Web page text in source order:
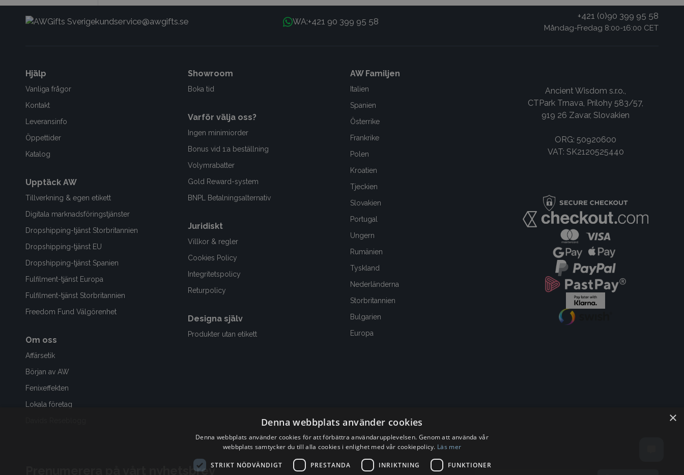
kundservice@awgifts.se WA:+421 90 399 95 58
+421 (0)90 399 95 58
Måndag-Fredag 8:00-16:00 CET
Hjälp
Vanliga frågor
Kontakt
Leveransinfo
Öppettider
Katalog
Upptäck AW
Tillverkning & egen etikett
Digitala marknadsföringstjänster
Dropshipping-tjänst Storbritannien
Dropshipping-tjänst EU
Dropshipping-tjänst Spanien
Fulfilment-tjänst Europa
Fulfilment-tjänst Storbritannien
Freedom Fund Välgörenhet
Om oss
Affärsetik
Början av AW
Fenixeffekten
Lokala företag
Showroom
Boka tid
Varför välja oss?
Ingen minimiorder
Bonus vid 1:a beställning
Volymrabatter
Gold Reward-system
BNPL Betalningsalternativ
Juridiskt
Villkor & regler
Cookies Policy
Integritetspolicy
Returpolicy
Designa själv
Produkter utan etikett
AW Familjen
Italien
Spanien
Österrike
Frankrike
Polen
Kroatien
Tjeckien
Slovakien
Portugal
Ungern
Rumänien
Tyskland
Nederländerna
Storbritannien
Bulgarien
Europa
Ancient Wisdom s.r.o.,
CTPark Trnava, Prílohy 583/57,
919 26 Zavar, Slovakien
ORG: 50920600
VAT: SK2120525440
Prenumerera på vårt nyhetsbrev
×
Denna webbplats använder cookies
Denna webbplats använder cookies för att förbättra användarupplevelsen. Genom att använda vår
webbplats samtycker du till alla cookies i enlighet med vår cookiepolicy. Läs mer
STRIKT NÖDVÄNDIGT PRESTANDA INRIKTNING FUNKTIONER